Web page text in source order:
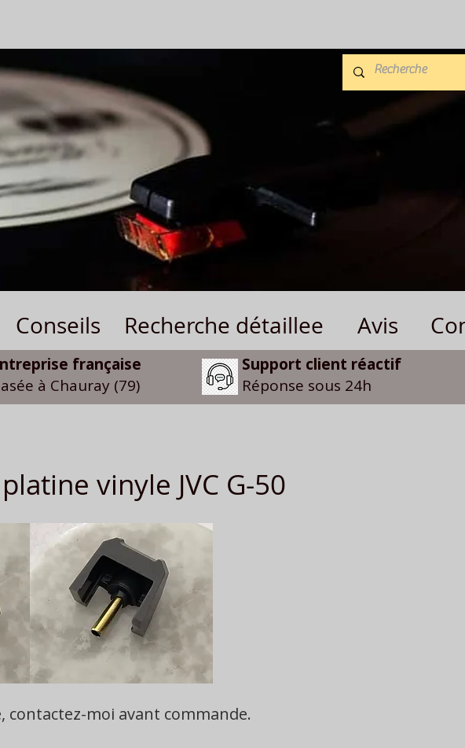
Conseils Recherche détaillee Avis
française
à Chauray (79)
Support client réactif
Réponse sous 24h
vinyle JVC G-50
contactez-moi avant commande.